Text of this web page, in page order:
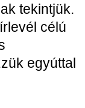
tekintjük.
célú
egyúttal